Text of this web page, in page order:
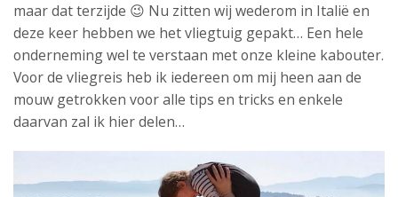
maar dat terzijde 😉 Nu zitten wij wederom in Italië en
deze keer hebben we het vliegtuig gepakt… Een hele
onderneming wel te verstaan met onze kleine kabouter.
Voor de vliegreis heb ik iedereen om mij heen aan de
mouw getrokken voor alle tips en tricks en enkele
daarvan zal ik hier delen…